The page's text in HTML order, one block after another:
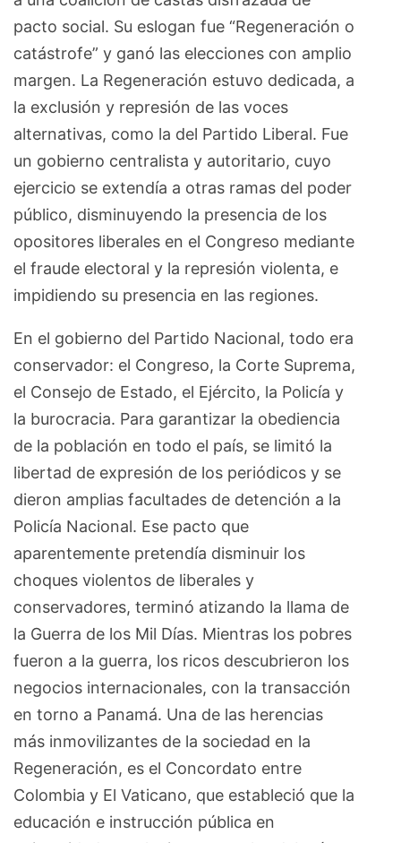
pacto social. Su eslogan fue “Regeneración o
catástrofe” y ganó las elecciones con amplio
margen. La Regeneración estuvo dedicada, a
la exclusión y represión de las voces
alternativas, como la del Partido Liberal. Fue
un gobierno centralista y autoritario, cuyo
ejercicio se extendía a otras ramas del poder
público, disminuyendo la presencia de los
opositores liberales en el Congreso mediante
el fraude electoral y la represión violenta, e
impidiendo su presencia en las regiones.
En el gobierno del Partido Nacional, todo era
conservador: el Congreso, la Corte Suprema,
el Consejo de Estado, el Ejército, la Policía y
la burocracia. Para garantizar la obediencia
de la población en todo el país, se limitó la
libertad de expresión de los periódicos y se
dieron amplias facultades de detención a la
Policía Nacional. Ese pacto que
aparentemente pretendía disminuir los
choques violentos de liberales y
conservadores, terminó atizando la llama de
la Guerra de los Mil Días. Mientras los pobres
fueron a la guerra, los ricos descubrieron los
negocios internacionales, con la transacción
en torno a Panamá. Una de las herencias
más inmovilizantes de la sociedad en la
Regeneración, es el Concordato entre
Colombia y El Vaticano, que estableció que la
educación e instrucción pública en